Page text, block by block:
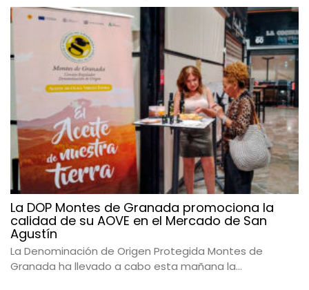
La DOP Montes de Granada promociona la
calidad de su AOVE en el Mercado de San
Agustín
La Denominación de Origen Protegida Montes de
Granada ha llevado a cabo esta mañana la...